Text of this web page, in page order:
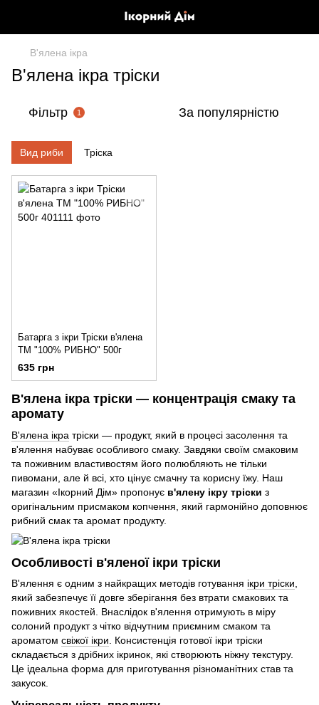
В'ялена ікра
В'ялена ікра тріски
Фільтр 1 За популярністю
Вид риби Тріска
Батарга з ікри Тріски в'ялена
ТМ "100% РИБНО" 500г
635 грн
В'ялена ікра тріски — концентрація смаку та
аромату
В'ялена ікра тріски — продукт, який в процесі засолення та
в'ялення набуває особливого смаку. Завдяки своїм смаковим
та поживним властивостям його полюбляють не тільки
пивомани, але й всі, хто цінує смачну та корисну їжу. Наш
магазин «Ікорний Дім» пропонує в'ялену ікру тріски з
оригінальним присмаком копчення, який гармонійно доповнює
рибний смак та аромат продукту.
Особливості в'яленої ікри тріски
В'ялення є одним з найкращих методів готування ікри тріски,
який забезпечує її довге зберігання без втрати смакових та
поживних якостей. Внаслідок в'ялення отримують в міру
солоний продукт з чітко відчутним приємним смаком та
ароматом свіжої ікри. Консистенція готової ікри тріски
складається з дрібних ікринок, які створюють ніжну текстуру.
Це ідеальна форма для приготування різноманітних став та
закусок.